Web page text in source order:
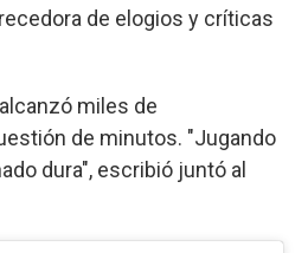
de elogios y críticas
miles de
de minutos. "Jugando
dura", escribió juntó al